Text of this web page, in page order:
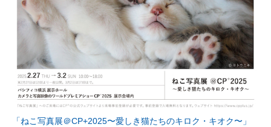
「ねこ写真展＠CP+2025〜愛しき猫たちのキロク・キオク〜」